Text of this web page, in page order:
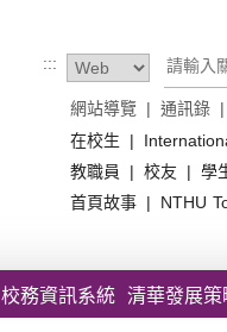
:::
網站導覽 | 通訊錄 |
在校生 |
教職員
| 校友 | 學
首頁故事 | NTHU
校務資訊系統 清華發展策